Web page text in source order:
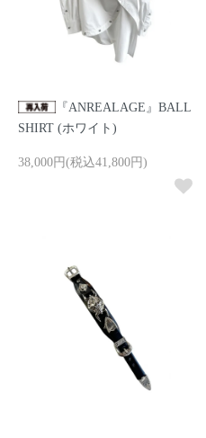
『ANREALAGE』BALL
SHIRT (ホワイト)
38,000円(税込41,800円)